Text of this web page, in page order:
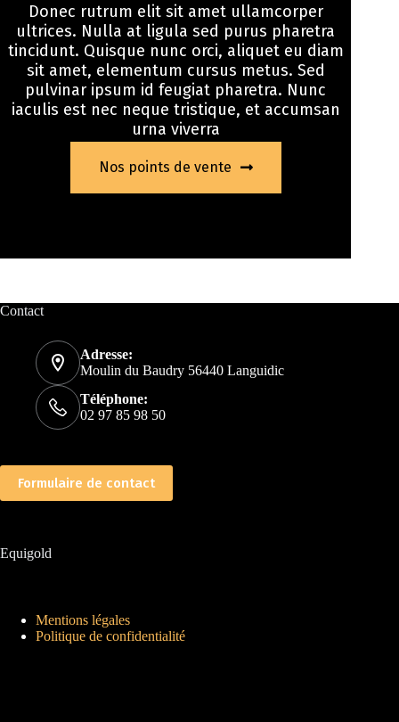
Donec rutrum elit sit amet ullamcorper
ultrices. Nulla at ligula sed purus pharetra
tincidunt. Quisque nunc orci, aliquet eu diam
sit amet, elementum cursus metus. Sed
pulvinar ipsum id feugiat pharetra. Nunc
iaculis est nec neque tristique, et accumsan
urna viverra
Nos points de vente
Contact
Adresse:
Moulin du Baudry 56440 Languidic
Téléphone:
02 97 85 98 50
Formulaire de contact
Equigold
Mentions légales
Politique de confidentialité